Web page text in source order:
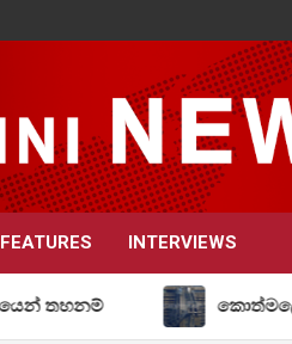
FEATURES INTERVIEWS
කොත්මලේ ගාමිණී